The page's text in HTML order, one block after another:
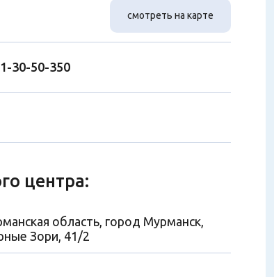
смотреть на карте
30-50-350
центра:
область, город Мурманск,
Зори, 41/2